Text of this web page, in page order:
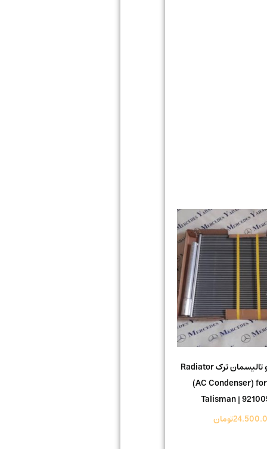
رادیاتور کولر رنو تالیسمان ترک Radiator
(AC Condenser)
Talisman |
تومان